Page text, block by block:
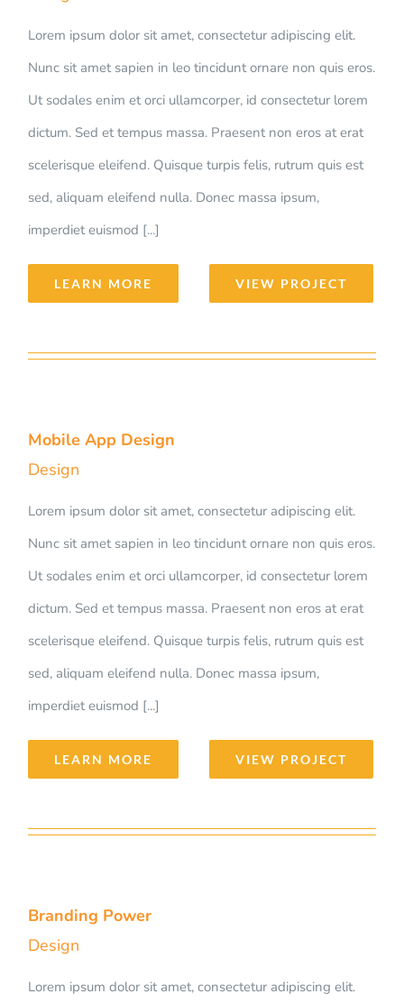
Lorem ipsum dolor sit amet, consectetur adipiscing elit.
Nunc sit amet sapien in leo tincidunt ornare non quis eros.
Ut sodales enim et orci ullamcorper, id consectetur lorem
dictum. Sed et tempus massa. Praesent non eros at erat
scelerisque eleifend. Quisque turpis felis, rutrum quis est
sed, aliquam eleifend nulla. Donec massa ipsum,
imperdiet euismod [...]
LEARN MORE VIEW PROJECT
Mobile App Design
Design
Lorem ipsum dolor sit amet, consectetur adipiscing elit.
Nunc sit amet sapien in leo tincidunt ornare non quis eros.
Ut sodales enim et orci ullamcorper, id consectetur lorem
dictum. Sed et tempus massa. Praesent non eros at erat
scelerisque eleifend. Quisque turpis felis, rutrum quis est
sed, aliquam eleifend nulla. Donec massa ipsum,
imperdiet euismod [...]
LEARN MORE VIEW PROJECT
Branding Power
Design
Lorem ipsum dolor sit amet, consectetur adipiscing elit.